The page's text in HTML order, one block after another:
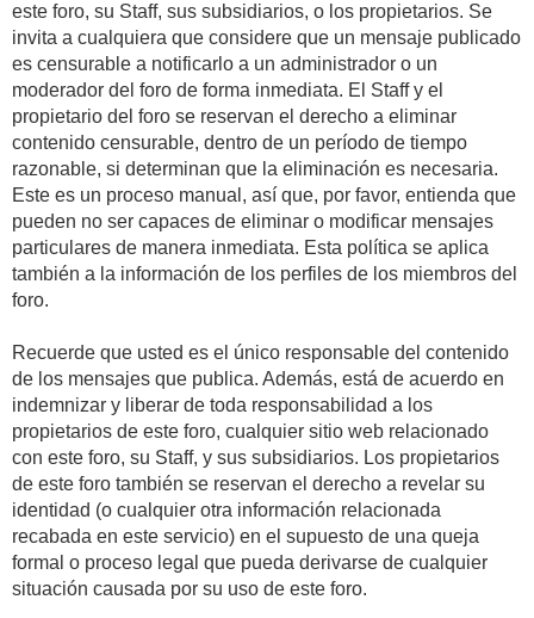
este foro, su Staff, sus subsidiarios, o los propietarios. Se
invita a cualquiera que considere que un mensaje publicado
es censurable a notificarlo a un administrador o un
moderador del foro de forma inmediata. El Staff y el
propietario del foro se reservan el derecho a eliminar
contenido censurable, dentro de un período de tiempo
razonable, si determinan que la eliminación es necesaria.
Este es un proceso manual, así que, por favor, entienda que
pueden no ser capaces de eliminar o modificar mensajes
particulares de manera inmediata. Esta política se aplica
también a la información de los perfiles de los miembros del
foro.
Recuerde que usted es el único responsable del contenido
de los mensajes que publica. Además, está de acuerdo en
indemnizar y liberar de toda responsabilidad a los
propietarios de este foro, cualquier sitio web relacionado
con este foro, su Staff, y sus subsidiarios. Los propietarios
de este foro también se reservan el derecho a revelar su
identidad (o cualquier otra información relacionada
recabada en este servicio) en el supuesto de una queja
formal o proceso legal que pueda derivarse de cualquier
situación causada por su uso de este foro.